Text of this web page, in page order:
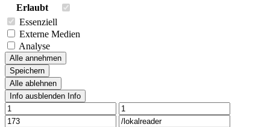
Erlaubt
Essenziell
Externe Medien
Analyse
Alle annehmen
Speichern
Alle ablehnen
Info ausblenden Info